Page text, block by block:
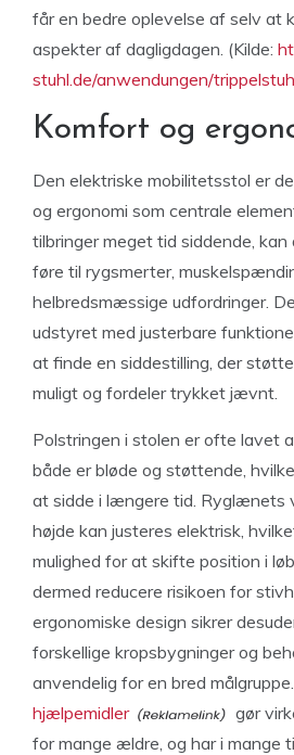
får en bedre oplevelse af selv at
aspekter af dagligdagen. (Kilde:
stuhl.de/anwendungen/
Komfort og
Den elektriske mobilitetsstol er
og ergonomi som centrale
tilbringer meget tid siddende, kan
føre til rygsmerter,
helbredsmæssige udfordringer.
udstyret med justerbare
at finde en siddestilling, der
muligt og fordeler trykket jævnt.
Polstringen i stolen er ofte lavet
både er bløde og støttende,
at sidde i længere tid. Ryglænets
højde kan justeres elektrisk,
mulighed for at skifte position i
dermed reducere risikoen for
ergonomiske design sikrer
forskellige kropsbygninger og
anvendelig for en bred
hjælpemidler
gør
for mange ældre, og har i mange